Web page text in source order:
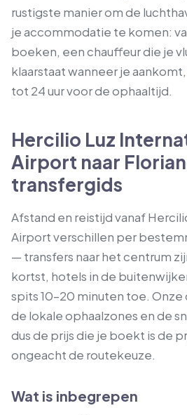
rustigste manier om de
je accommodatie te komen:
boeken, een chauffeur die je
klaarstaat wanneer je
tot 24 uur voor de ophaaltijd.
Hercilio Luz
Airport naar
transfergids
Afstand en reistijd vanaf
Airport verschillen per
— transfers naar het centrum
kortst, hotels in de
spits 10–20 minuten toe.
de lokale ophaalzones en de
dus de prijs die je boekt is de
ongeacht de routekeuze.
Wat is inbegrepen